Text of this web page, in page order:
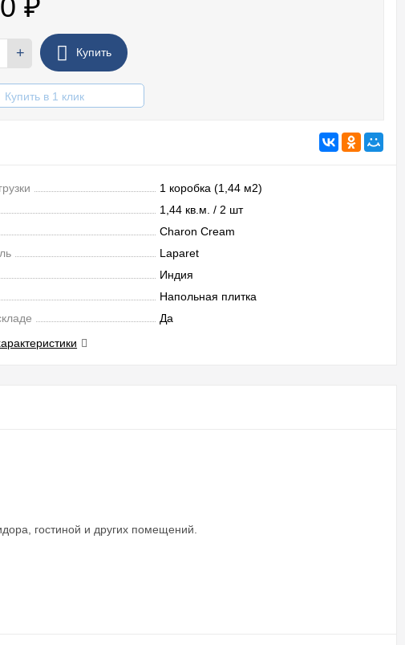
₽
+ Купить
Купить в 1 клик
1 коробка (1,44 м2)
1,44 кв.м. / 2 шт
Charon Cream
Laparet
Индия
Напольная плитка
Да
гостиной и других помещений.